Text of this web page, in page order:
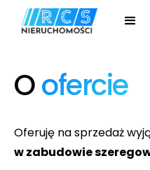
Oofercie
Oferuję na sprzedaż
w zabudowie